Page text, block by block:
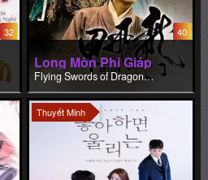
32 40
Long Môn Phi Giáp
Flying Swords of Dragon Gate
Thuyết Minh